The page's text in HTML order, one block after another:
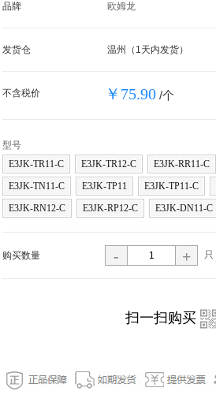
品牌 欧姆龙
发货仓 温州（1天内发货）
不含税价 ￥75.90 /个
型号
E3JK-TR11-C
E3JK-TR12-C E3JK-RR11-C
E3JK-TN11-C
E3JK-TP11 E3JK-TP11-C
E3JK-RN12-C
E3JK-RP12-C E3JK-DN11-C
购买数量 - + 只
扫一扫购买